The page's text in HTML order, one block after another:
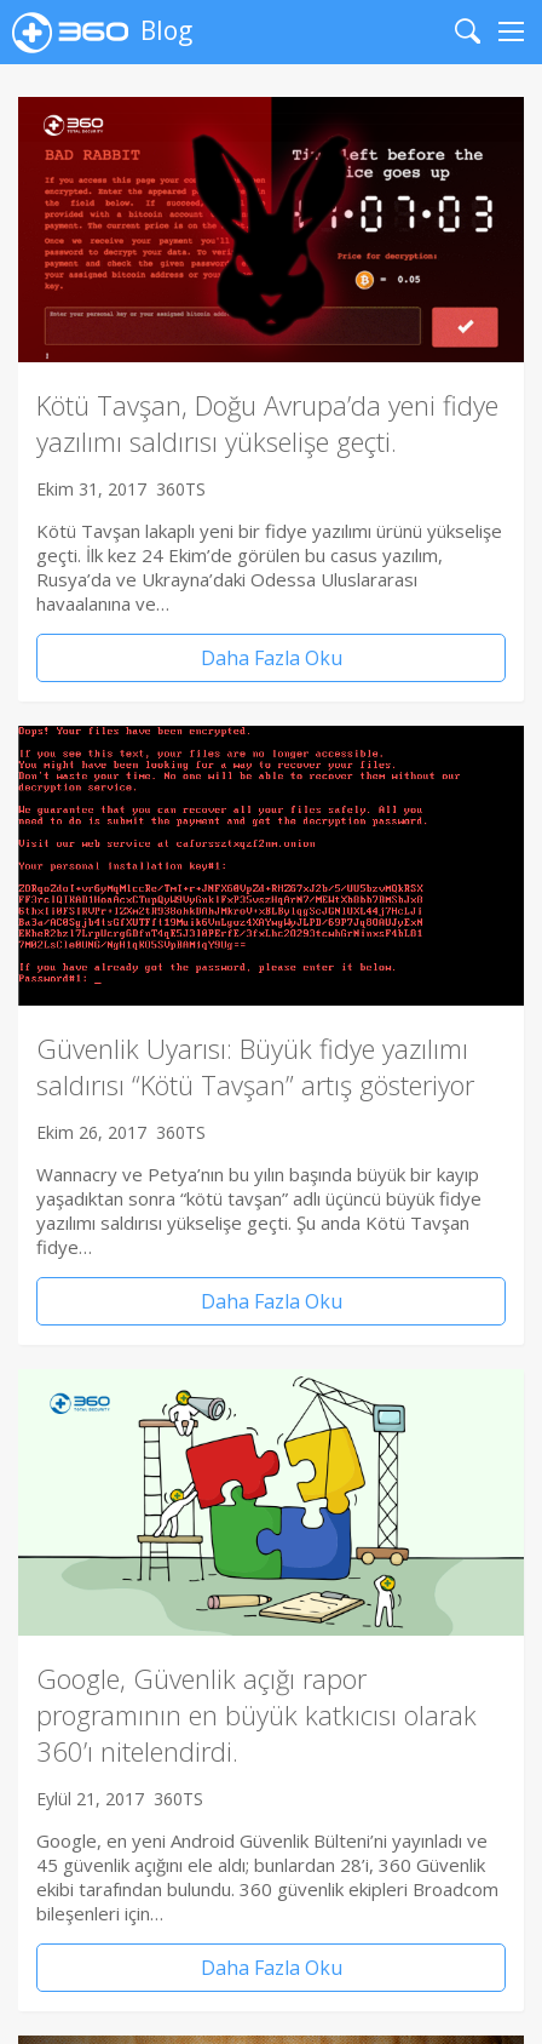
Blog
Search
Kötü Tavşan, Doğu Avrupa’da yeni fidye
yazılımı saldırısı yükselişe geçti.
Ekim 31, 2017 360TS
Kötü Tavşan lakaplı yeni bir fidye yazılımı ürünü yükselişe
geçti. İlk kez 24 Ekim’de görülen bu casus yazılım,
Rusya’da ve Ukrayna’daki Odessa Uluslararası
havaalanına ve…
Daha Fazla Oku
Güvenlik Uyarısı: Büyük fidye yazılımı
saldırısı “Kötü Tavşan” artış gösteriyor
Ekim 26, 2017 360TS
Wannacry ve Petya’nın bu yılın başında büyük bir kayıp
yaşadıktan sonra “kötü tavşan” adlı üçüncü büyük fidye
yazılımı saldırısı yükselişe geçti. Şu anda Kötü Tavşan
fidye…
Daha Fazla Oku
Google, Güvenlik açığı rapor
programının en büyük katkıcısı olarak
360’ı nitelendirdi.
Eylül 21, 2017 360TS
Google, en yeni Android Güvenlik Bülteni’ni yayınladı ve
45 güvenlik açığını ele aldı; bunlardan 28’i, 360 Güvenlik
ekibi tarafından bulundu. 360 güvenlik ekipleri Broadcom
bileşenleri için…
Daha Fazla Oku